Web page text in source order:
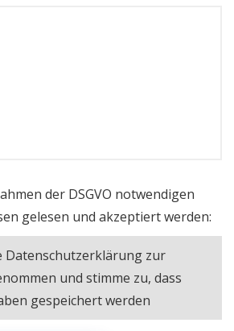
der DSGVO notwendigen
gelesen und akzeptiert werden:
Datenschutzerklärung zur
und stimme zu, dass
gespeichert werden